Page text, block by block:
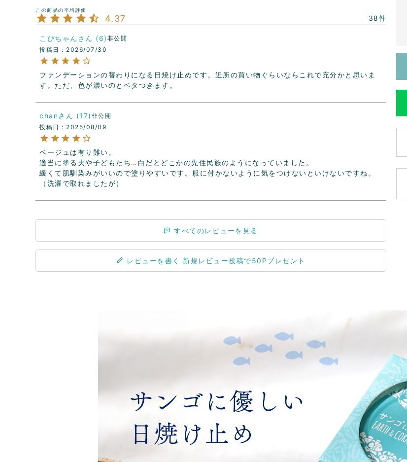
4.37 38
こぴちゃん 6 非公開
投稿日
2026/07/30
ファンデーションの替わりになる日焼け止めです。近所の買い物ぐらいならこれで充分かと思いま
す。ただ、色が濃いのとベタつきます。
chan 17 非公開
投稿日
2025/08/09
ベージュは有り難い。
適当に塗る夫や子どもたち…白だとどこかの先住民族のようになっていました。
緩くて肌馴染みがいいので塗りやすいです。服に付かないように気をつけないといけないですね。
（洗濯で取れましたが）
すべてのレビューを見る
レビューを書く